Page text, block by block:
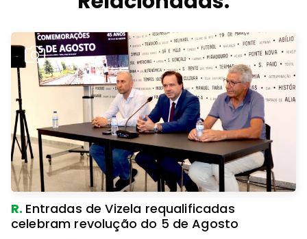
R. Entradas de Vizela requalificadas
celebram revolução do 5 de Agosto